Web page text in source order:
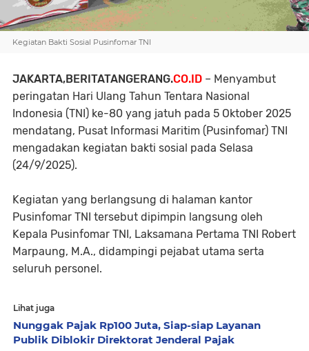
Kegiatan Bakti Sosial Pusinfomar TNI
JAKARTA,BERITATANGERANG.CO.ID – Menyambut
peringatan Hari Ulang Tahun Tentara Nasional
Indonesia (TNI) ke-80 yang jatuh pada 5 Oktober 2025
mendatang, Pusat Informasi Maritim (Pusinfomar) TNI
mengadakan kegiatan bakti sosial pada Selasa
(24/9/2025).
Kegiatan yang berlangsung di halaman kantor
Pusinfomar TNI tersebut dipimpin langsung oleh
Kepala Pusinfomar TNI, Laksamana Pertama TNI Robert
Marpaung, M.A., didampingi pejabat utama serta
seluruh personel.
Lihat juga
Nunggak Pajak Rp100 Juta, Siap-siap Layanan
Publik Diblokir Direktorat Jenderal Pajak